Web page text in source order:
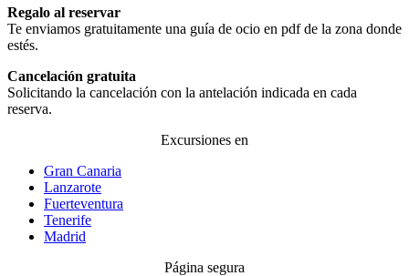
Regalo al reservar
Te enviamos gratuitamente una guía de ocio en pdf de la zona donde
estés.
Cancelación gratuita
Solicitando la cancelación con la antelación indicada en cada
reserva.
Excursiones en
Gran Canaria
Lanzarote
Fuerteventura
Tenerife
Madrid
Página segura